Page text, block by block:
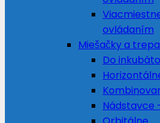
ovládaním
Miešačky a
Do
Nádstavce